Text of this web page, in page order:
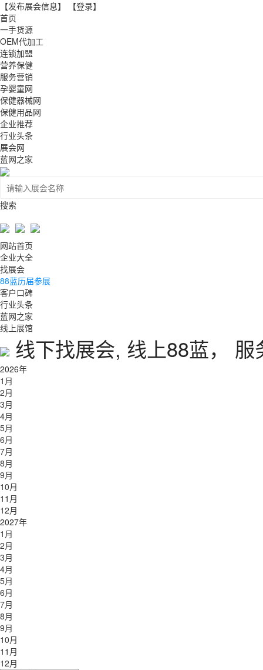
【发布展会信息】
【登录】
首页
一手货源
OEM代加工
连锁加盟
营养保健
服务营销
孕婴童网
保健器械网
保健用品网
企业推荐
行业头条
展会网
蓝网之家
搜索
网站首页
企业大全
找展会
88蓝历届参展
客户口碑
行业头条
蓝网之家
线上展馆
线下找展会, 线上88蓝，
2026年
1月
2月
3月
4月
5月
6月
7月
8月
9月
10月
11月
12月
2027年
1月
2月
3月
4月
5月
6月
7月
8月
9月
10月
11月
12月